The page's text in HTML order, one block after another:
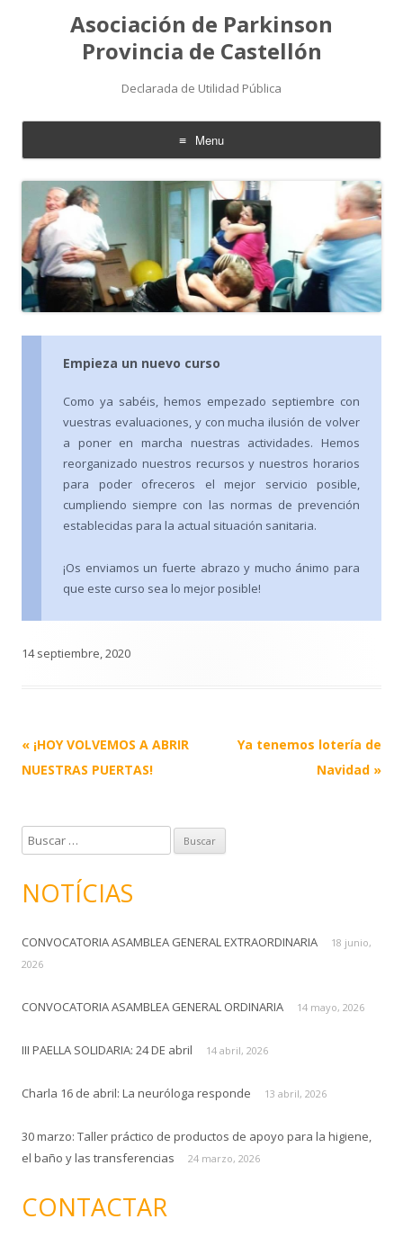
Asociación de Parkinson
Provincia de Castellón
Declarada de Utilidad Pública
Menu
Skip
to
content
Empieza un nuevo curso
Como ya sabéis, hemos empezado septiembre con
vuestras evaluaciones, y con mucha ilusión de volver
a poner en marcha nuestras actividades. Hemos
reorganizado nuestros recursos y nuestros horarios
para poder ofreceros el mejor servicio posible,
cumpliendo siempre con las normas de prevención
establecidas para la actual situación sanitaria.
¡Os enviamos un fuerte abrazo y mucho ánimo para
que este curso sea lo mejor posible!
14 septiembre, 2020
Post
navigation
« ¡HOY VOLVEMOS A ABRIR
NUESTRAS PUERTAS!
Ya tenemos lotería de
Navidad »
u
c
r
:
NOTÍCIAS
CONVOCATORIA ASAMBLEA GENERAL EXTRAORDINARIA
18 junio,
2026
CONVOCATORIA ASAMBLEA GENERAL ORDINARIA 14 mayo, 2026
III PAELLA SOLIDARIA: 24 DE abril 14 abril, 2026
Charla 16 de abril: La neuróloga responde 13 abril, 2026
30 marzo: Taller práctico de productos de apoyo para la higiene,
el baño y las transferencias
24 marzo, 2026
CONTACTAR